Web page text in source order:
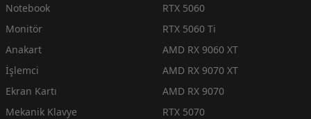
Notebook
Monitör
Anakart
İşlemci
Ekran Kartı
Mekanik Klavye
RTX 5060
RTX 5060 Ti
AMD RX 9060 XT
AMD RX 9070 XT
AMD RX 9070
RTX 5070